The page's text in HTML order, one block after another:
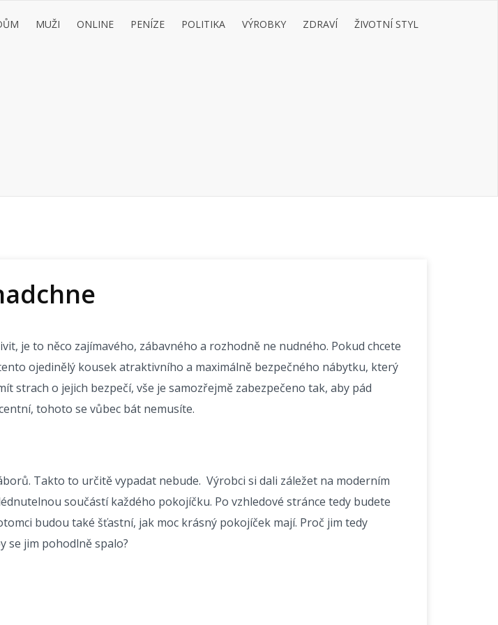
MUŽI ONLINE PENÍZE POLITIKA VÝROBKY ZDRAVÍ ŽIVOTNÍ STYL
je to něco zajímavého, zábavného a rozhodně ne nudného. Pokud chcete
ojedinělý kousek atraktivního a maximálně bezpečného nábytku, který
strach o jejich bezpečí, vše je samozřejmě zabezpečeno tak, aby pád
tohoto se vůbec bát nemusíte.
Takto to určitě vypadat nebude. Výrobci si dali záležet na moderním
součástí každého pokojíčku. Po vzhledové stránce tedy budete
budou také šťastní, jak moc krásný pokojíček mají. Proč jim tedy
se jim pohodlně spalo?